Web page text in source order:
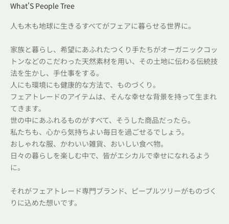
What'S People Tree
人も木も地球に生きるすべてがフェアに暮らせる世界に。
家族と暮らし、希望にあふれたつくり手たちがオーガニックコッ
トンなどのこだわった天然素材を用い、その土地に伝わる伝統技
法を生かし、手仕事をする。
人にも環境にも健康的な方法で、ものづくり。
フェアトレードのアイテムは、そんな幸せな背景を持って生まれ
てきます。
世の中にあふれるものがすべて、そうした商品だったら。
私たちも、心から気持ちよい毎日を過ごせるでしょう。
おしゃれな服、かわいい雑貨、おいしい食べ物。
日々の暮らしを楽しむ中で、皆がエシカルで幸せになれるよう
に。
それがフェアトレード専門ブランド、ピープルツリーがものづく
りに込めた想いです。